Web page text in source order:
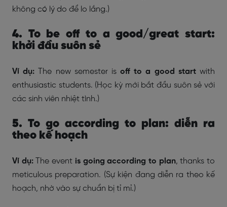
không có lý do để lo lắng.)
4. To be off to a good/great start:
khởi đầu suôn sẻ
Ví dụ: The new semester isoff to a good startwith
enthusiastic students. (Học kỳ mới bắt đầu suôn sẻ với
các sinh viên nhiệt tình.)
5. To go according to plan: diễn ra
theo kế hoạch
Ví dụ: The event is going according to plan, thanks to
meticulous preparation. (Sự kiện đang diễn ra theo kế
hoạch, nhờ vào sự chuẩn bị tỉ mỉ.)